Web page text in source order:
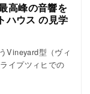
高峰の音響を
ハウス の見学
Vineyard型（ヴィ
イプツィヒでの